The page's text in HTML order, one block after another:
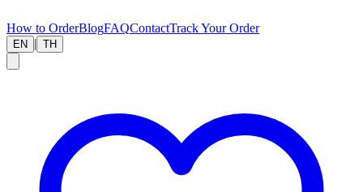
How to OrderBlogFAQContactTrack Your Order
EN | TH